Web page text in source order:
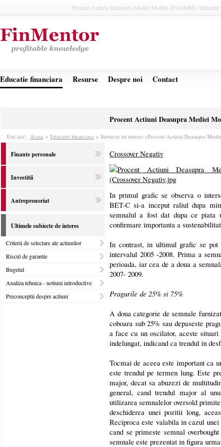
Procent Actiuni Deasupra Mediei Mobile (PADMM) | Educatie
Educatie financiara Resurse Despre noi Contact
Procent Actiuni Deasupra Mediei
Esti aici : Acasa > Educatie financiara > Subiecte de interes >Procent Actiuni Deasupra
Finante personale
Investitii
Antreprenoriat
Ultimele subiecte de interes
Criterii de selectare ale actiunilor
Riscul de garantie
Bugetul
Analiza tehnica - notiuni introductive
Preconceptii despre actiuni
Crossover Negativ
In primul grafic se observa o
BET-C si-a inceput raliul dupa
semnalul a fost dat dupa ce
confirmare importanta a
In contrast, in ultimul grafic se pot
intervalul 2005 -2008. Prima a
perioada, iar cea de a doua a
2007- 2009.
Pragurile de 25% si 75%
A doua categorie de semnale
coboara sub 25% sau depaseste
a face cu un oscilator, aceste
indelungat, indicand ca trendul in
Tocmai de aceea este important ca
este trendul pe termen lung. Este
major, decat sa abuzezi de
general, cand trendul major al
utilizarea semnalelor oversold
deschiderea unei pozitii long,
Reciproca este valabila in cazul
cand se primeste semnal
semnale este prezentat in figura